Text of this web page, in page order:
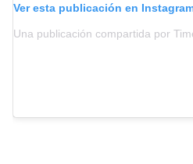
Ver esta publicación en